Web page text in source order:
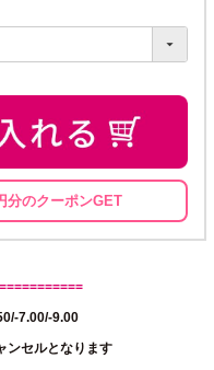
分のクーポンGET
7.00/-9.00
ンセルとなります